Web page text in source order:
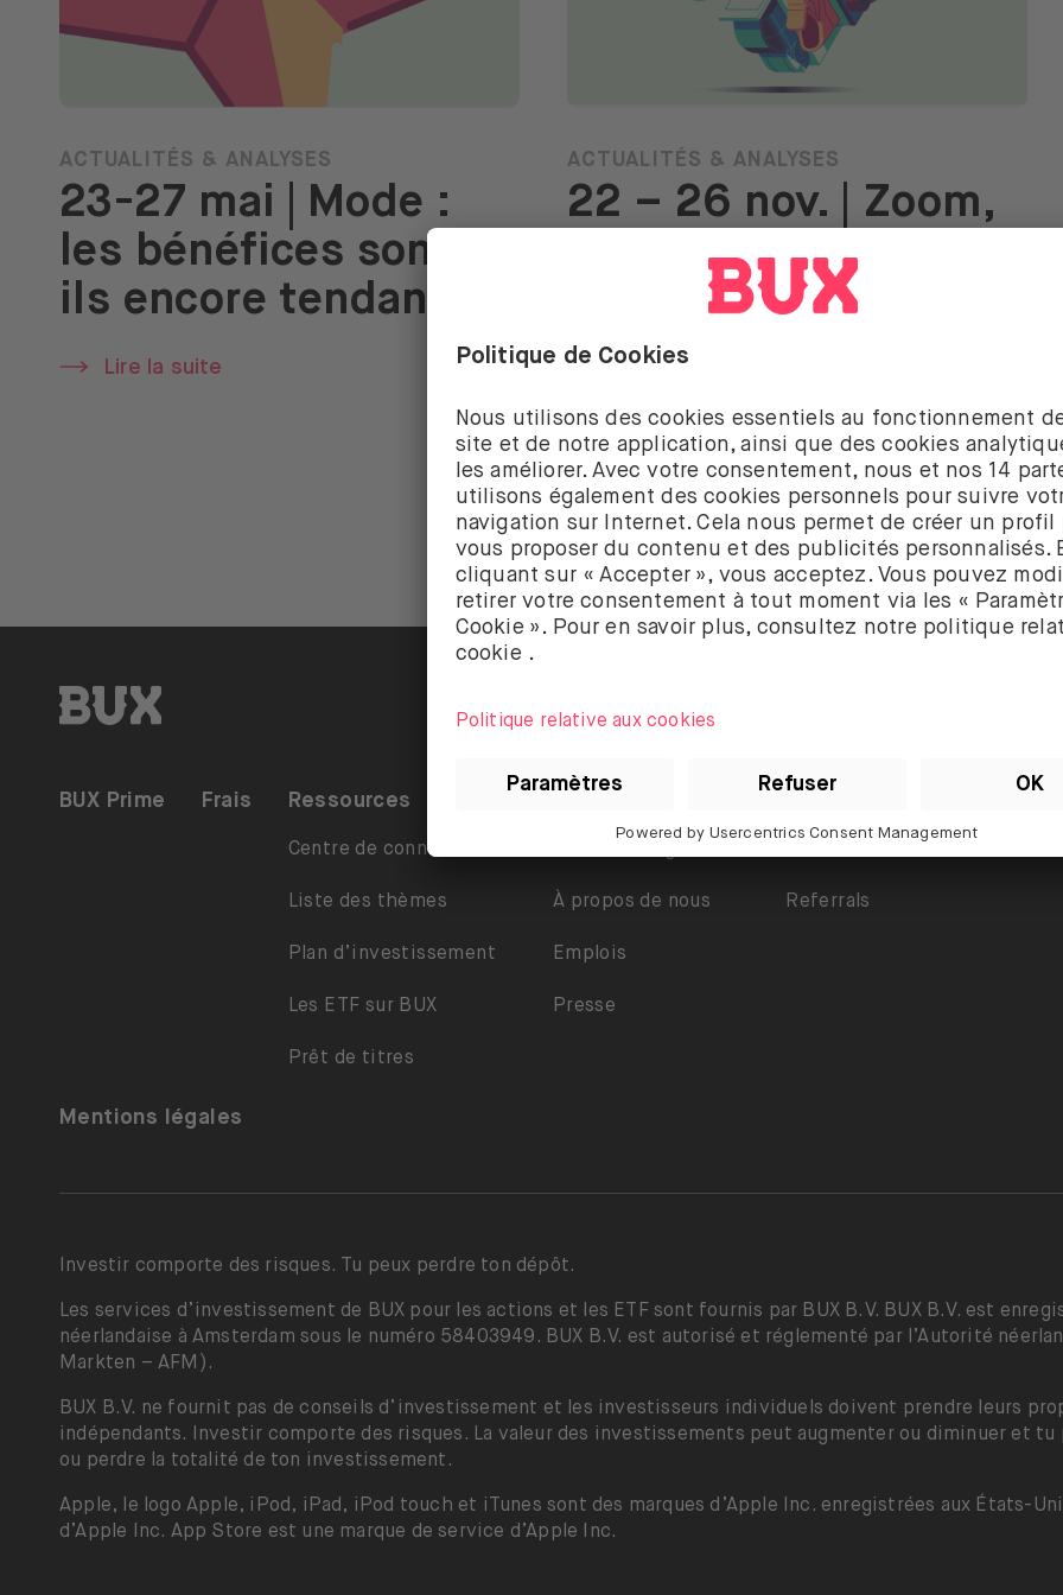
ACTUALITÉS & ANALYSES
23-27 mai | Mode :
les bénéfices sont-
ils encore tendance ?
Lire la suite
ACTUALITÉS & ANALYSES
22 – 26 nov. | Zoom,
industrie de la mode,
PMI et Black Friday
Lire la suite
BUX | Réveille ton argent FR
BUX Prime Frais Ressources
Centre de connaissances
Liste des thèmes
Plan d’investissement
Les ETF sur BUX
Prêt de titres
À propos de nous
Emplois
Presse
Referrals
Mentions légales
Investir comporte des risques. Tu peux perdre ton dépôt.
Les services d’investissement de BUX pour les actions et les ETF sont fournis par BUX B.V. BUX B.V. est
néerlandaise à Amsterdam sous le numéro 58403949. BUX B.V. est autorisé et réglementé par l’Autorité
Markten – AFM).
BUX B.V. ne fournit pas de conseils d’investissement et les investisseurs individuels doivent prendre leurs
indépendants. Investir comporte des risques. La valeur des investissements peut augmenter ou diminuer et
ou perdre la totalité de ton investissement.
Apple, le logo Apple, iPod, iPad, iPod touch et iTunes sont des marques d’Apple Inc. enregistrées aux États-
d’Apple Inc. App Store est une marque de service d’Apple Inc.